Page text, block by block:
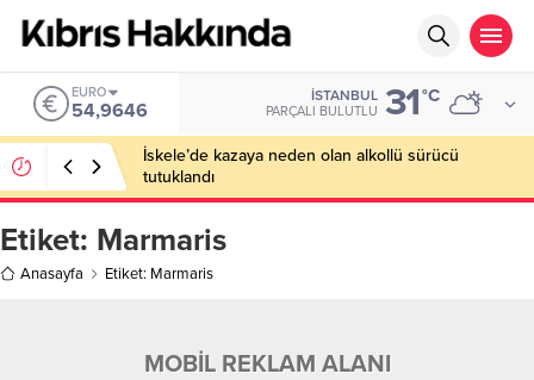
EURO
54,9646
İSTANBUL
PARÇALI BULUTLU 31°C
İskele’de kazaya neden olan alkollü sürücü
tutuklandı
Etiket: Marmaris
Anasayfa Etiket: Marmaris
MOBİL REKLAM ALANI